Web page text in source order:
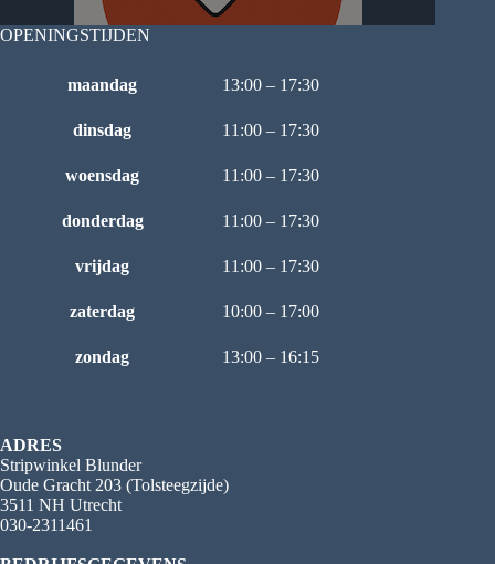
OPENINGSTIJDEN
maandag 13:00 – 17:30
dinsdag 11:00 – 17:30
woensdag 11:00 – 17:30
donderdag 11:00 – 17:30
vrijdag 11:00 – 17:30
zaterdag 10:00 – 17:00
zondag 13:00 – 16:15
ADRES
Stripwinkel Blunder
Oude Gracht 203 (Tolsteegzijde)
3511 NH Utrecht
030-2311461